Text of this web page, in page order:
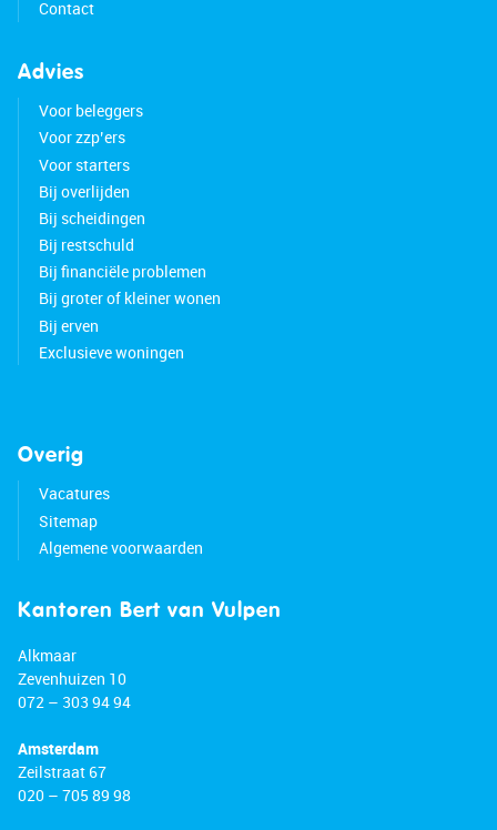
Contact
Advies
Voor beleggers
Voor zzp’ers
Voor starters
Bij overlijden
Bij scheidingen
Bij restschuld
Bij financiële problemen
Bij groter of kleiner wonen
Bij erven
Exclusieve woningen
Overig
Vacatures
Sitemap
Algemene voorwaarden
Kantoren Bert van Vulpen
Alkmaar
Zevenhuizen 10
072 – 303 94 94
Amsterdam
Zeilstraat 67
020 – 705 89 98